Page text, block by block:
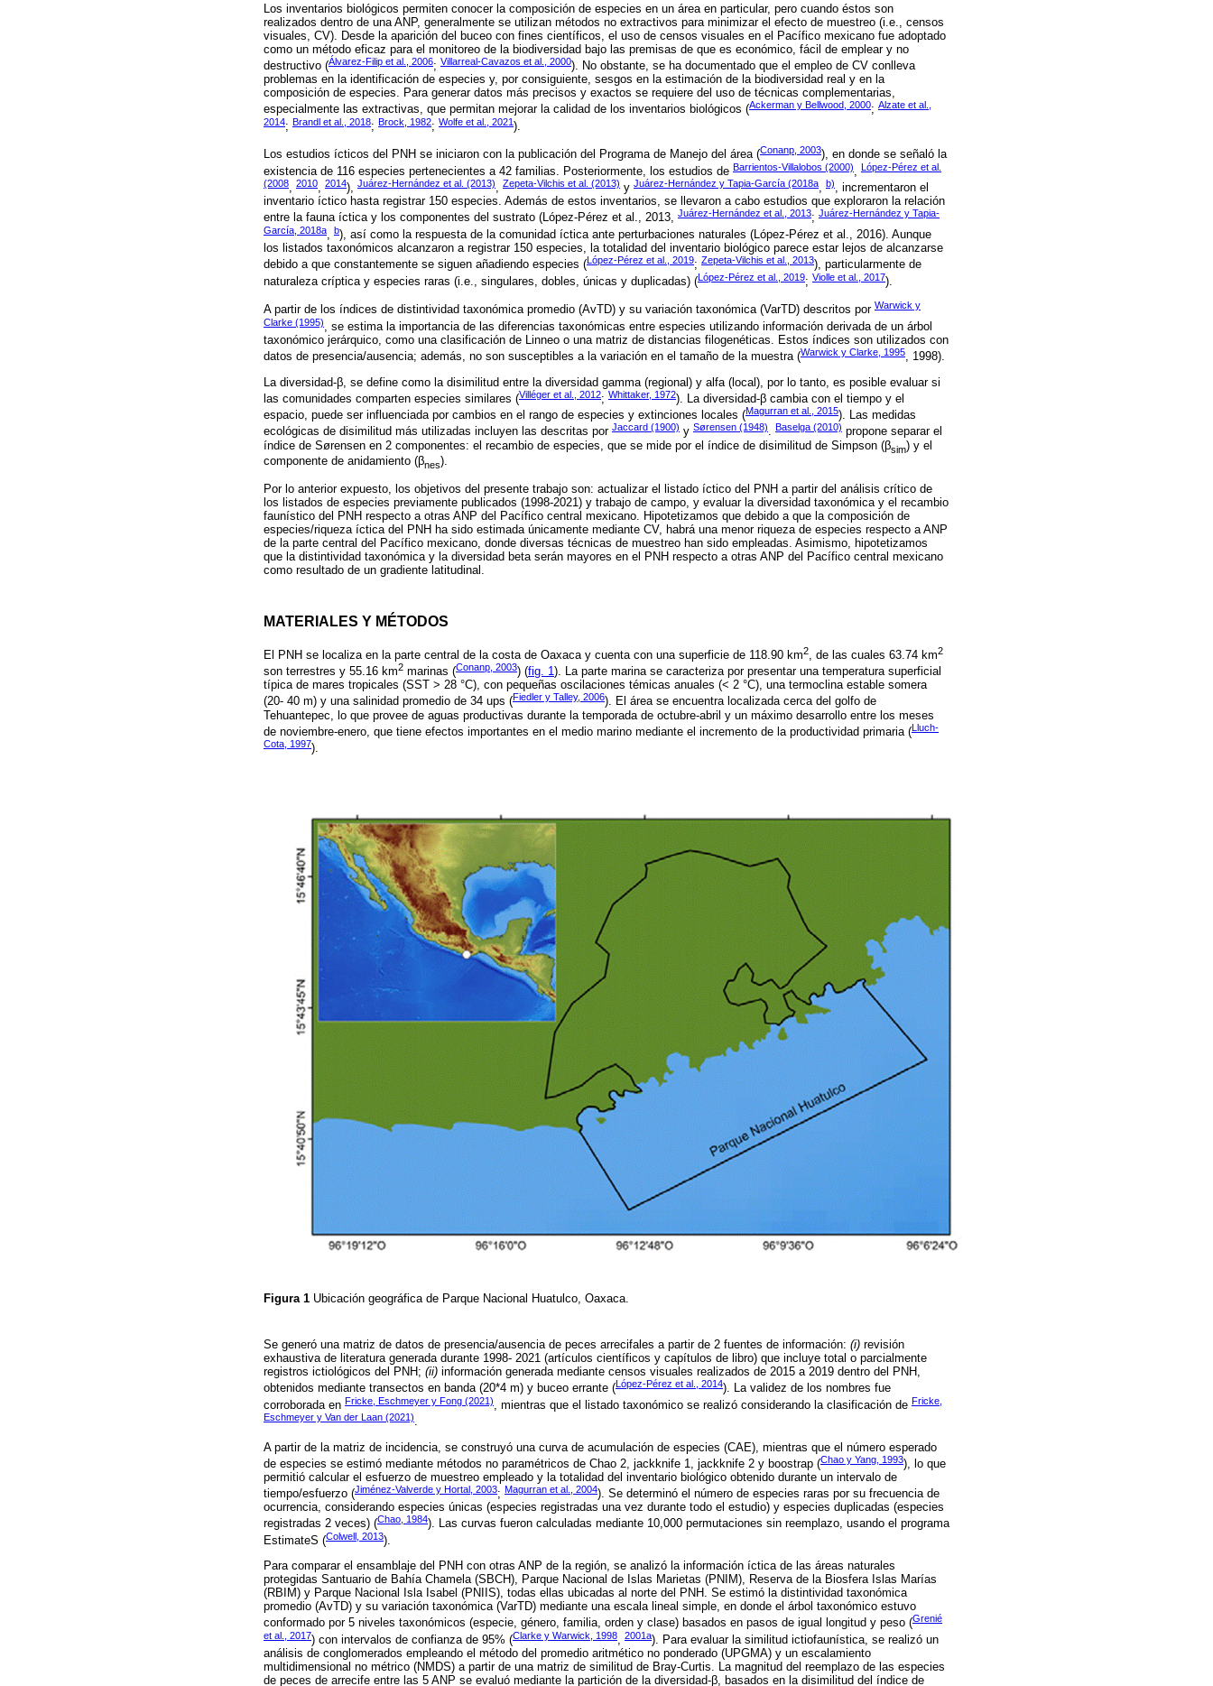
Los inventarios biológicos permiten conocer la composición de especies en un área en particular, pero cuando éstos son
realizados dentro de una ANP, generalmente se utilizan métodos no extractivos para minimizar el efecto de muestreo (i.e., censos
visuales, CV). Desde la aparición del buceo con fines científicos, el uso de censos visuales en el Pacífico mexicano fue adoptado
como un método eficaz para el monitoreo de la biodiversidad bajo las premisas de que es económico, fácil de emplear y no
destructivo (Álvarez-Filip et al., 2006; Villarreal-Cavazos et al., 2000). No obstante, se ha documentado que el empleo de CV conlleva
problemas en la identificación de especies y, por consiguiente, sesgos en la estimación de la biodiversidad real y en la
composición de especies. Para generar datos más precisos y exactos se requiere del uso de técnicas complementarias,
especialmente las extractivas, que permitan mejorar la calidad de los inventarios biológicos (Ackerman y Bellwood, 2000; Alzate et al.,
2014; Brandl et al., 2018; Brock, 1982; Wolfe et al., 2021).
Los estudios ícticos del PNH se iniciaron con la publicación del Programa de Manejo del área (Conanp, 2003), en donde se señaló la
existencia de 116 especies pertenecientes a 42 familias. Posteriormente, los estudios de Barrientos-Villalobos (2000), López-Pérez et al.
(2008, 2010, 2014), Juárez-Hernández et al. (2013), Zepeta-Vilchis et al. (2013) y Juárez-Hernández y Tapia-García (2018a, b), incrementaron el
inventario íctico hasta registrar 150 especies. Además de estos inventarios, se llevaron a cabo estudios que exploraron la relación
entre la fauna íctica y los componentes del sustrato (López-Pérez et al., 2013, Juárez-Hernández et al., 2013; Juárez-Hernández y Tapia-
García, 2018a, b), así como la respuesta de la comunidad íctica ante perturbaciones naturales (López-Pérez et al., 2016). Aunque
los listados taxonómicos alcanzaron a registrar 150 especies, la totalidad del inventario biológico parece estar lejos de alcanzarse
debido a que constantemente se siguen añadiendo especies ( López-Pérez et al., 2019; Zepeta-Vilchis et al., 2013), particularmente de
naturaleza críptica y especies raras (i.e., singulares, dobles, únicas y duplicadas) (López-Pérez et al., 2019; Violle et al., 2017).
A partir de los índices de distintividad taxonómica promedio (AvTD) y su variación taxonómica (VarTD) descritos por Warwick y
Clarke (1995), se estima la importancia de las diferencias taxonómicas entre especies utilizando información derivada de un árbol
taxonómico jerárquico, como una clasificación de Linneo o una matriz de distancias filogenéticas. Estos índices son utilizados con
datos de presencia/ausencia; además, no son susceptibles a la variación en el tamaño de la muestra (Warwick y Clarke, 1995, 1998).
La diversidad-β, se define como la disimilitud entre la diversidad gamma (regional) y alfa (local), por lo tanto, es posible evaluar si
las comunidades comparten especies similares (Villéger et al., 2012; Whittaker, 1972). La diversidad-β cambia con el tiempo y el
espacio, puede ser influenciada por cambios en el rango de especies y extinciones locales (Magurran et al., 2015). Las medidas
ecológicas de disimilitud más utilizadas incluyen las descritas por Jaccard (1900) y Sørensen (1948). Baselga (2010) propone separar el
índice de Sørensen en 2 componentes: el recambio de especies, que se mide por el índice de disimilitud de Simpson (βsim) y el
componente de anidamiento (βnes).
Por lo anterior expuesto, los objetivos del presente trabajo son: actualizar el listado íctico del PNH a partir del análisis crítico de
los listados de especies previamente publicados (1998-2021) y trabajo de campo, y evaluar la diversidad taxonómica y el recambio
faunístico del PNH respecto a otras ANP del Pacífico central mexicano. Hipotetizamos que debido a que la composición de
especies/riqueza íctica del PNH ha sido estimada únicamente mediante CV, habrá una menor riqueza de especies respecto a ANP
de la parte central del Pacífico mexicano, donde diversas técnicas de muestreo han sido empleadas. Asimismo, hipotetizamos
que la distintividad taxonómica y la diversidad beta serán mayores en el PNH respecto a otras ANP del Pacífico central mexicano
como resultado de un gradiente latitudinal.
MATERIALES Y MÉTODOS
El PNH se localiza en la parte central de la costa de Oaxaca y cuenta con una superficie de 118.90 km2 , de las cuales 63.74 km2
son terrestres y 55.16 km2 marinas (Conanp, 2003) (fig. 1). La parte marina se caracteriza por presentar una temperatura superficial
típica de mares tropicales (SST > 28 °C), con pequeñas oscilaciones témicas anuales (< 2 °C), una termoclina estable somera
(20- 40 m) y una salinidad promedio de 34 ups (Fiedler y Talley, 2006). El área se encuentra localizada cerca del golfo de
Tehuantepec, lo que provee de aguas productivas durante la temporada de octubre-abril y un máximo desarrollo entre los meses
de noviembre-enero, que tiene efectos importantes en el medio marino mediante el incremento de la productividad primaria (Lluch-
Cota, 1997).
Figura 1 Ubicación geográfica de Parque Nacional Huatulco, Oaxaca.
Se generó una matriz de datos de presencia/ausencia de peces arrecifales a partir de 2 fuentes de información: (i) revisión
exhaustiva de literatura generada durante 1998- 2021 (artículos científicos y capítulos de libro) que incluye total o parcialmente
registros ictiológicos del PNH; (ii) información generada mediante censos visuales realizados de 2015 a 2019 dentro del PNH,
obtenidos mediante transectos en banda (20*4 m) y buceo errante (López-Pérez et al., 2014). La validez de los nombres fue
corroborada en Fricke, Eschmeyer y Fong (2021) , mientras que el listado taxonómico se realizó considerando la clasificación de Fricke,
Eschmeyer y Van der Laan (2021).
A partir de la matriz de incidencia, se construyó una curva de acumulación de especies (CAE), mientras que el número esperado
de especies se estimó mediante métodos no paramétricos de Chao 2, jackknife 1, jackknife 2 y boostrap (Chao y Yang, 1993), lo que
permitió calcular el esfuerzo de muestreo empleado y la totalidad del inventario biológico obtenido durante un intervalo de
tiempo/esfuerzo (Jiménez-Valverde y Hortal, 2003; Magurran et al., 2004). Se determinó el número de especies raras por su frecuencia de
ocurrencia, considerando especies únicas (especies registradas una vez durante todo el estudio) y especies duplicadas (especies
registradas 2 veces) (Chao, 1984). Las curvas fueron calculadas mediante 10,000 permutaciones sin reemplazo, usando el programa
EstimateS (Colwell, 2013).
Para comparar el ensamblaje del PNH con otras ANP de la región, se analizó la información íctica de las áreas naturales
protegidas Santuario de Bahía Chamela (SBCH), Parque Nacional de Islas Marietas (PNIM), Reserva de la Biosfera Islas Marías
(RBIM) y Parque Nacional Isla Isabel (PNIIS), todas ellas ubicadas al norte del PNH. Se estimó la distintividad taxonómica
promedio (AvTD) y su variación taxonómica (VarTD) mediante una escala lineal simple, en donde el árbol taxonómico estuvo
conformado por 5 niveles taxonómicos (especie, género, familia, orden y clase) basados en pasos de igual longitud y peso (Grenié
et al., 2017) con intervalos de confianza de 95% (Clarke y Warwick, 1998, 2001a). Para evaluar la similitud ictiofaunística, se realizó un
análisis de conglomerados empleando el método del promedio aritmético no ponderado (UPGMA) y un escalamiento
multidimensional no métrico (NMDS) a partir de una matriz de similitud de Bray-Curtis. La magnitud del reemplazo de las especies
de peces de arrecife entre las 5 ANP se evaluó mediante la partición de la diversidad-β, basados en la disimilitud del índice de